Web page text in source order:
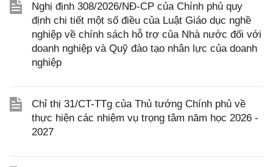
Nghị định 308/2026/NĐ-CP của Chính phủ quy
định chi tiết một số điều của Luật Giáo dục nghề
nghiệp về chính sách hỗ trợ của Nhà nước đối với
doanh nghiệp và Quỹ đào tạo nhân lực của doanh
nghiệp
Chỉ thị 31/CT-TTg của Thủ tướng Chính phủ về
thực hiện các nhiệm vụ trọng tâm năm học 2026 -
2027